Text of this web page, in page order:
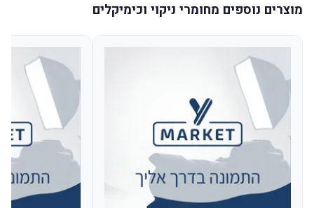
מוצרים נוספים מחומרי ניקוי וכימיקלים